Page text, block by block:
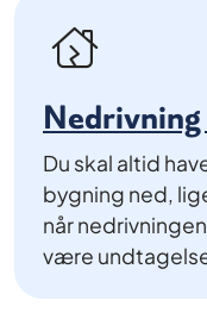
Du skal altid
bygning ned,
når
være